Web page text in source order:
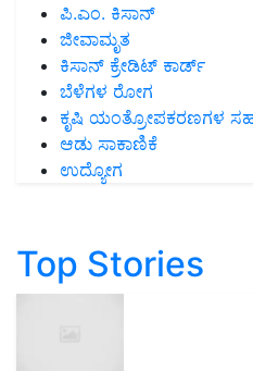
ಪಿ.ಎಂ. ಕಿಸಾನ್
ಜೀವಾಮೃತ
ಕಿಸಾನ್ ಕ್ರೇಡಿಟ್ ಕಾರ್ಡ್
ಬೆಳೆಗಳ ರೋಗ
ಕೃಷಿ ಯಂತ್ರೋಪಕರಣಗಳ
ಆಡು ಸಾಕಾಣಿಕೆ
ಉದ್ಯೋಗ
Top Stories